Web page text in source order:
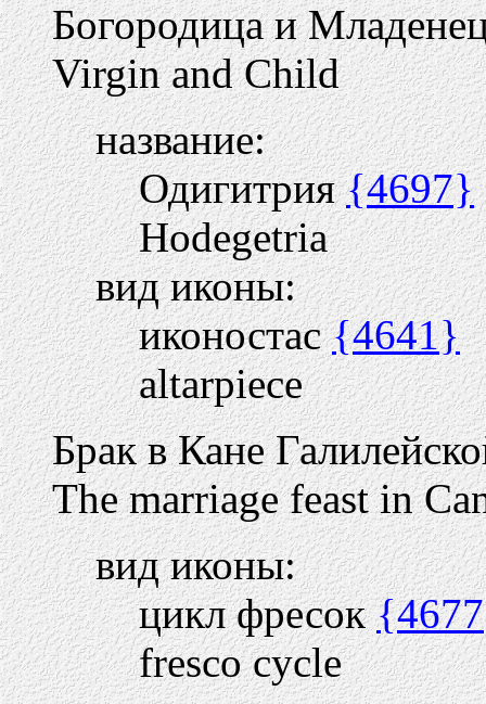
Богородица и
Virgin and Child
название:
Одигитрия{4697}
Hodegetria
вид иконы:
иконостас{4641}
altarpiece
Брак в Кане
The marriage feast in
вид иконы:
цикл фресок
fresco cycle